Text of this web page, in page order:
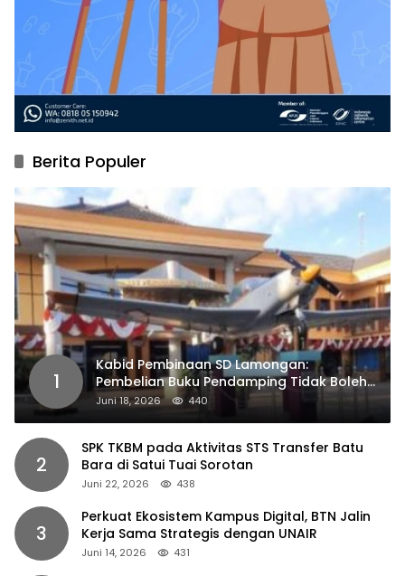
Berita Populer
1
Kabid Pembinaan SD Lamongan:
Pembelian Buku Pendamping Tidak Boleh
Dipaksakan
Juni 18, 2026 440
2
SPK TKBM pada Aktivitas STS Transfer Batu
Bara di Satui Tuai Sorotan
Juni 22, 2026 438
3
Perkuat Ekosistem Kampus Digital, BTN Jalin
Kerja Sama Strategis dengan UNAIR
Juni 14, 2026 431